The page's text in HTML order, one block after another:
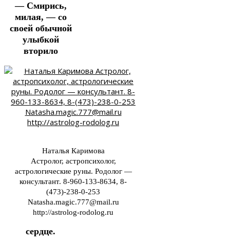
— Смирись,
милая, — со
своей обычной
улыбкой
вторило
Наталья Каримова
Астролог, астропсихолог,
астрологические руны. Родолог —
консультант. 8-960-133-8634, 8-
(473)-238-0-253
Natasha.magic.777@mail.ru
http://astrolog-rodolog.ru
сердце.